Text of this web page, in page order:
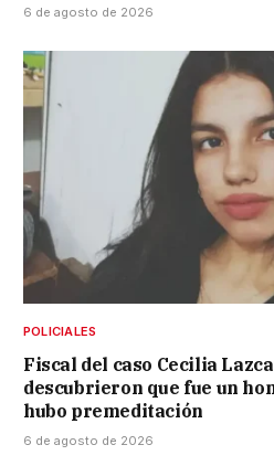
6 de agosto de 2026
POLICIALES
Fiscal del caso Cecilia
descubrieron que fue un
hubo premeditación
6 de agosto de 2026